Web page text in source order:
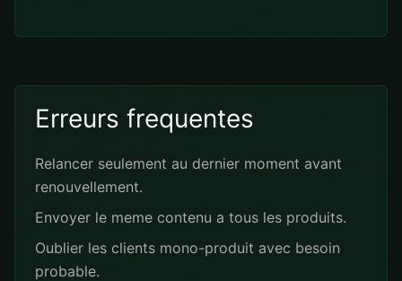
Erreurs frequentes
Relancer seulement au dernier moment avant
renouvellement.
Envoyer le meme contenu a tous les produits.
Oublier les clients mono-produit avec besoin
probable.